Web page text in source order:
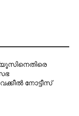
നോട്ടീസ്